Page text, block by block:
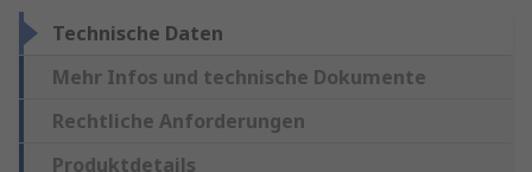
Technische Daten
Mehr Infos und technische Dokumente
Rechtliche Anforderungen
Produktdetails